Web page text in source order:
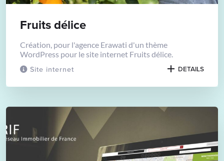
Site internet
Fruits délice
Création, pour l'agence Erawati d'un thème
WordPress pour le site internet Fruits délice.
DETAILS